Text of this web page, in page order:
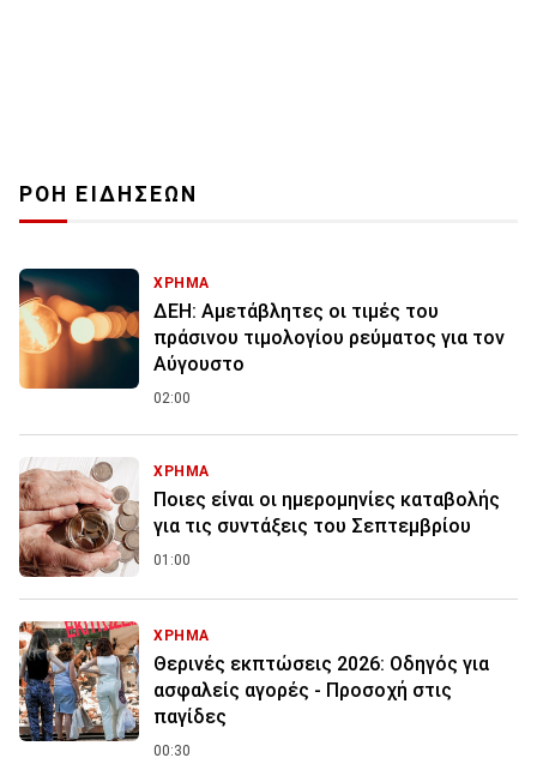
ΡΟΗ ΕΙΔΗΣΕΩΝ
ΧΡΗΜΑ
ΔΕΗ: Αμετάβλητες οι τιμές του
πράσινου τιμολογίου ρεύματος για τον
Αύγουστο
02:00
ΧΡΗΜΑ
Ποιες είναι οι ημερομηνίες καταβολής
για τις συντάξεις του Σεπτεμβρίου
01:00
ΧΡΗΜΑ
Θερινές εκπτώσεις 2026: Οδηγός για
ασφαλείς αγορές - Προσοχή στις
παγίδες
00:30